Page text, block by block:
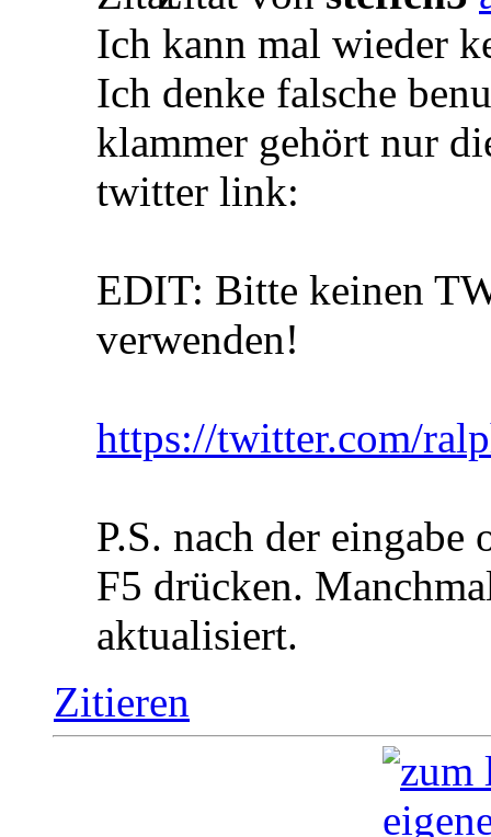
Ich kann mal wieder
Ich denke falsche
klammer gehört nur
twitter link:
EDIT: Bitte keinen
verwenden!
https://twitter.com/
P.S. nach der
F5 drücken.
aktualisiert.
Zitieren